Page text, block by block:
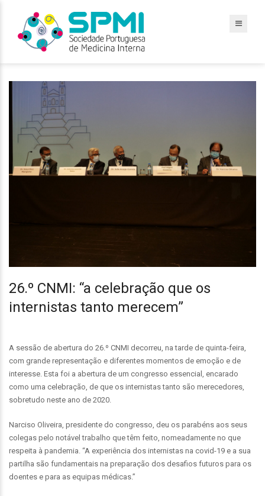
26.º CNMI: “a celebração que os
internistas tanto merecem”
A sessão de abertura do 26.º CNMI decorreu, na tarde de quinta-feira,
com grande representação e diferentes momentos de emoção e de
interesse. Esta foi a abertura de um congresso essencial, encarado
como uma celebração, de que os internistas tanto são merecedores,
sobretudo neste ano de 2020.
Narciso Oliveira, presidente do congresso, deu os parabéns aos seus
colegas pelo notável trabalho que têm feito, nomeadamente no que
respeita à pandemia. “A experiência dos internistas na covid-19 e a sua
partilha são fundamentais na preparação dos desafios futuros para os
doentes e para as equipas médicas.”